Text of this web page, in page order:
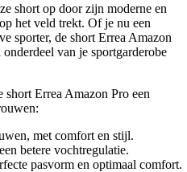
short op door zijn moderne en
het veld trekt. Of je nu een
sporter, de short Errea Amazon
van je sportgarderobe
Errea Amazon Pro een
met comfort en stijl.
betere vochtregulatie.
pasvorm en optimaal comfort.